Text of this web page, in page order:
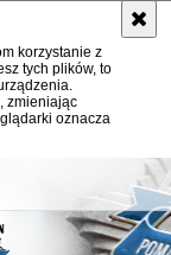
korzystanie z
tych plików, to
zmieniając
oznacza